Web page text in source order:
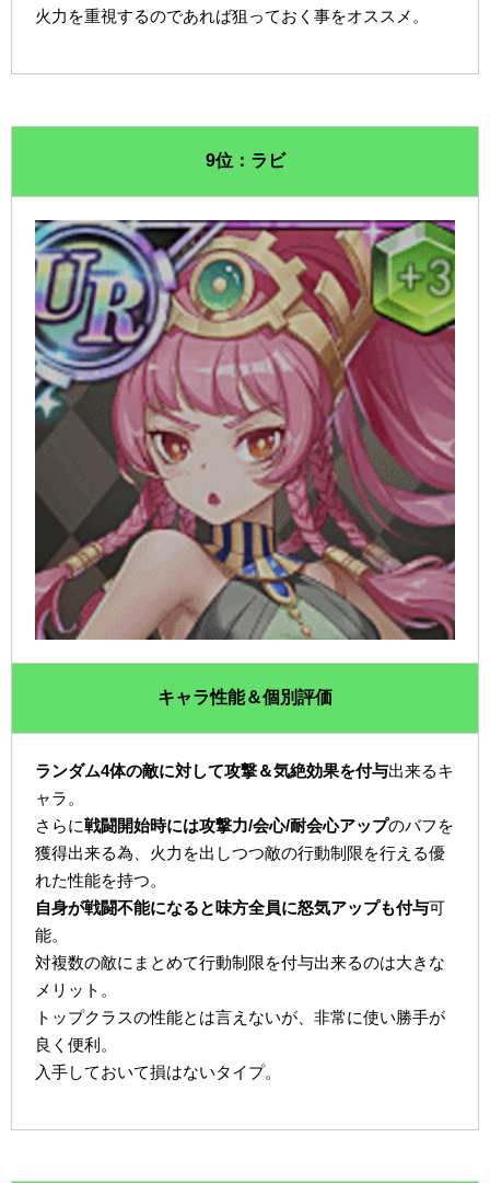
火力を重視するのであれば狙っておく事をオススメ。
9位：ラビ
キャラ性能＆個別評価
ランダム4体の敵に対して攻撃＆気絶効果を付与出来るキ
ャラ。
さらに戦闘開始時には攻撃力/会心/耐会心アップのバフを
獲得出来る為、火力を出しつつ敵の行動制限を行える優
れた性能を持つ。
自身が戦闘不能になると味方全員に怒気アップも付与可
能。
対複数の敵にまとめて行動制限を付与出来るのは大きな
メリット。
トップクラスの性能とは言えないが、非常に使い勝手が
良く便利。
入手しておいて損はないタイプ。